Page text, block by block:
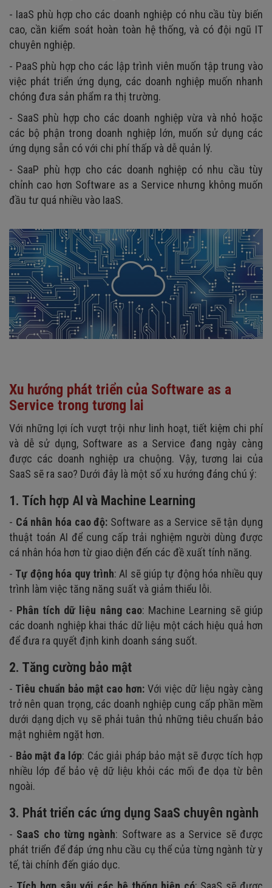
- IaaS phù hợp cho các doanh nghiệp có nhu cầu tùy biến
cao, cần kiểm soát hoàn toàn hệ thống, và có đội ngũ IT
chuyên nghiệp.
- PaaS phù hợp cho các lập trình viên muốn tập trung vào
việc phát triển ứng dụng, các doanh nghiệp muốn nhanh
chóng đưa sản phẩm ra thị trường.
- SaaS phù hợp cho các doanh nghiệp vừa và nhỏ hoặc
các bộ phận trong doanh nghiệp lớn, muốn sử dụng các
ứng dụng sẵn có với chi phí thấp và dễ quản lý.
- SaaP phù hợp cho các doanh nghiệp có nhu cầu tùy
chỉnh cao hơn Software as a Service nhưng không muốn
đầu tư quá nhiều vào IaaS.
Xu hướng phát triển của Software as a
Service trong tương lai
Với những lợi ích vượt trội như linh hoạt, tiết kiệm chi phí
và dễ sử dụng, Software as a Service đang ngày càng
được các doanh nghiệp ưa chuộng. Vậy, tương lai của
SaaS sẽ ra sao? Dưới đây là một số xu hướng đáng chú ý:
1. Tích hợp AI và Machine Learning
- Cá nhân hóa cao độ: Software as a Service sẽ tận dụng
thuật toán AI để cung cấp trải nghiệm người dùng được
cá nhân hóa hơn từ giao diện đến các đề xuất tính năng.
- Tự động hóa quy trình: AI sẽ giúp tự động hóa nhiều quy
trình làm việc tăng năng suất và giảm thiểu lỗi.
- Phân tích dữ liệu nâng cao: Machine Learning sẽ giúp
các doanh nghiệp khai thác dữ liệu một cách hiệu quả hơn
để đưa ra quyết định kinh doanh sáng suốt.
2. Tăng cường bảo mật
- Tiêu chuẩn bảo mật cao hơn: Với việc dữ liệu ngày càng
trở nên quan trọng, các doanh nghiệp cung cấp phần mềm
dưới dạng dịch vụ sẽ phải tuân thủ những tiêu chuẩn bảo
mật nghiêm ngặt hơn.
- Bảo mật đa lớp: Các giải pháp bảo mật sẽ được tích hợp
nhiều lớp để bảo vệ dữ liệu khỏi các mối đe dọa từ bên
ngoài.
3. Phát triển các ứng dụng SaaS chuyên ngành
- SaaS cho từng ngành: Software as a Service sẽ được
phát triển để đáp ứng nhu cầu cụ thể của từng ngành từ y
tế, tài chính đến giáo dục.